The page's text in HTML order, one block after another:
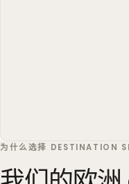
为什么选择 DESTINATION